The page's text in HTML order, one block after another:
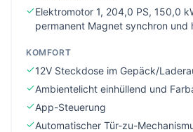
Elektromotor 1, 204,0 PS, 150,0
permanent Magnet synchron und
KOMFORT
12V Steckdose im Gepäck/
Ambientelicht einhüllend und
App-Steuerung
Automatischer Tür-zu-